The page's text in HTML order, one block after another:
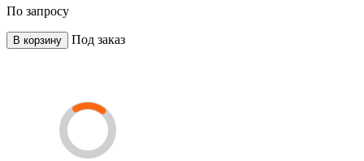
По запросу
В корзину Под заказ